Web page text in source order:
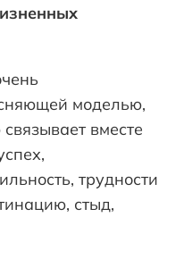
моделью,
вместе
трудности
стыд,